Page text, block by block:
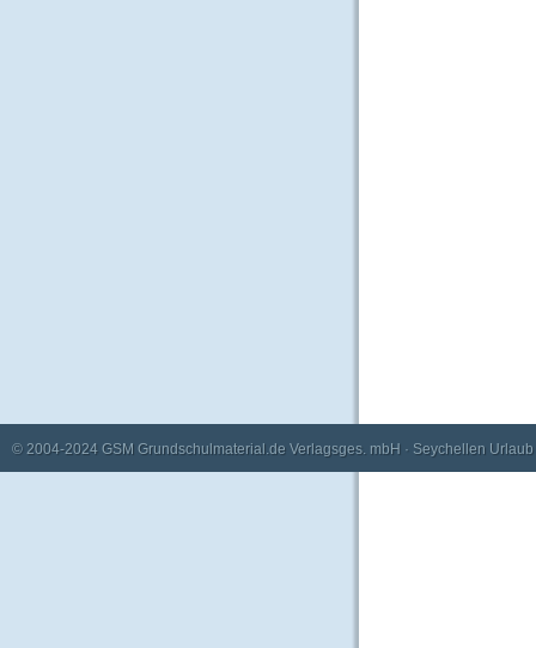
© 2004-2024 GSM Grundschulmaterial.de Verlagsges. mbH · Seychellen Urlaub